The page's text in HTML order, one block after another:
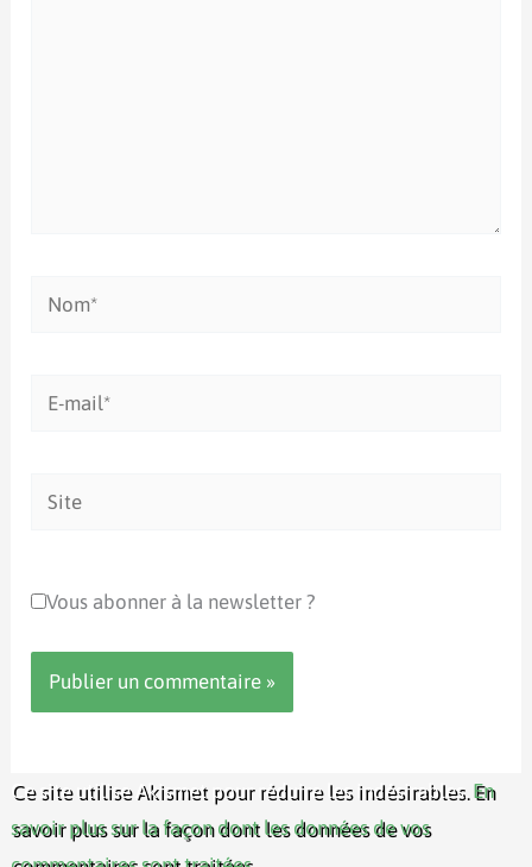
Nom*
Site
Vous abonner à la newsletter ?
Ce site utilise Akismet pour réduire les indésirables. En
savoir plus sur la façon dont les données de vos